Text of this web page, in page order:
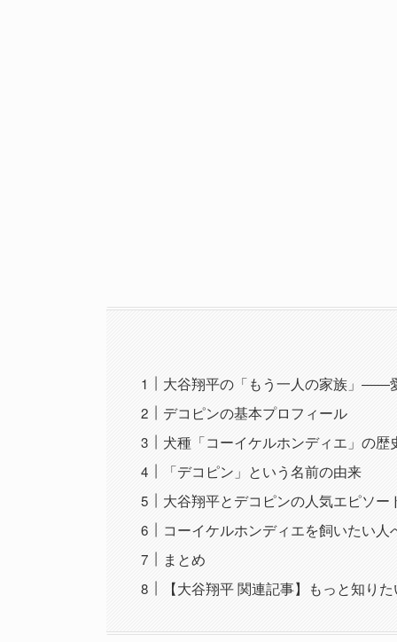
大谷翔平の「もう一人の家族」――
デコピンの基本プロフィール
犬種「コーイケルホンディエ」の歴
「デコピン」という名前の由来
大谷翔平とデコピンの人気エピソー
コーイケルホンディエを飼いたい人
まとめ
【大谷翔平 関連記事】もっと知り